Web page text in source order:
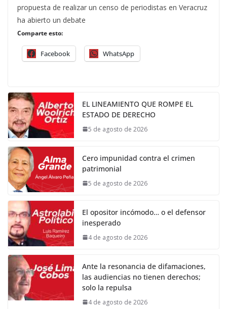
propuesta de realizar un censo de periodistas en Veracruz
ha abierto un debate
Comparte esto:
Facebook WhatsApp
EL LINEAMIENTO QUE ROMPE EL
ESTADO DE DERECHO
5 de agosto de 2026
Cero impunidad contra el crimen
patrimonial
5 de agosto de 2026
El opositor incómodo… o el defensor
inesperado
4 de agosto de 2026
Ante la resonancia de difamaciones,
las audiencias no tienen derechos;
solo la repulsa
4 de agosto de 2026